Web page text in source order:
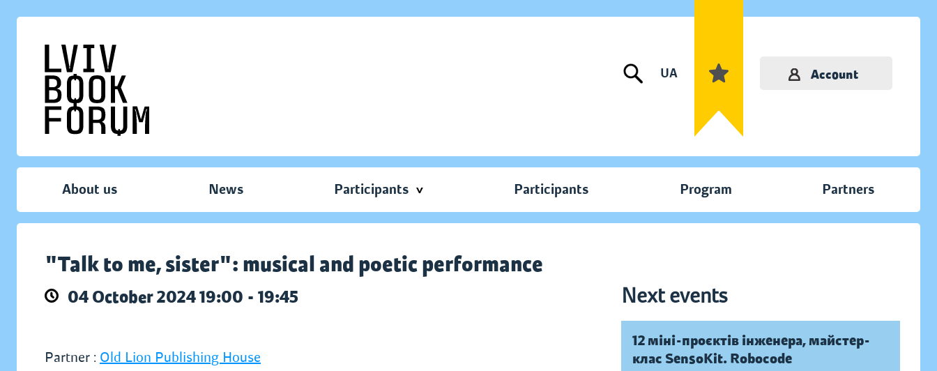
UA Account
About us News Participants Participants Program Partners
"Talk to me, sister": musical and poetic performance
04 October 2024 19:00 - 19:45 Next events
Partner : Old Lion Publishing House
12 міні-проєктів інженера, майстер-
клас SensoKit. Robocode